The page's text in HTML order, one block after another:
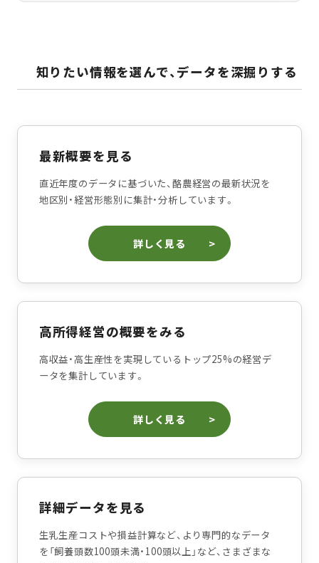
知りたい情報を選んで、データを深掘りする
最新概要を見る
直近年度のデータに基づいた、酪農経営の最新状況を
地区別・経営形態別に集計・分析しています。
詳しく見る
高所得経営の概要をみる
高収益・高生産性を実現しているトップ25%の経営デ
ータを集計しています。
詳しく見る
詳細データを見る
生乳生産コストや損益計算など、より専門的なデータ
を「飼養頭数100頭未満・100頭以上」など、さまざまな